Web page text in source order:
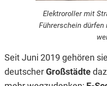
Elektroroller mit
Führerschein dürfen
Seit Juni 2019 gehören
deutscherGroßstädte